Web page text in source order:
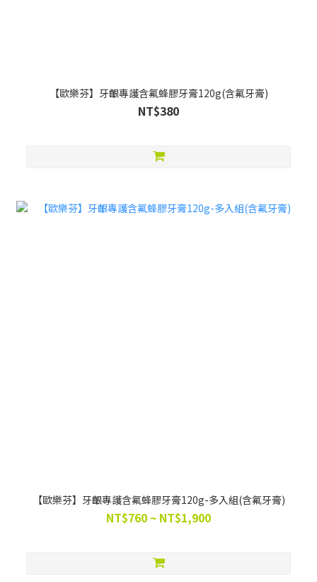
【歐樂芬】牙齦專護含氟蜂膠牙膏120g(含氟牙膏)
NT$380
【歐樂芬】牙齦專護含氟蜂膠牙膏120g-多入組(含氟牙膏)
NT$760 ~ NT$1,900